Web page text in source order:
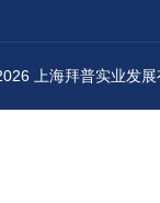
上海拜普实业发